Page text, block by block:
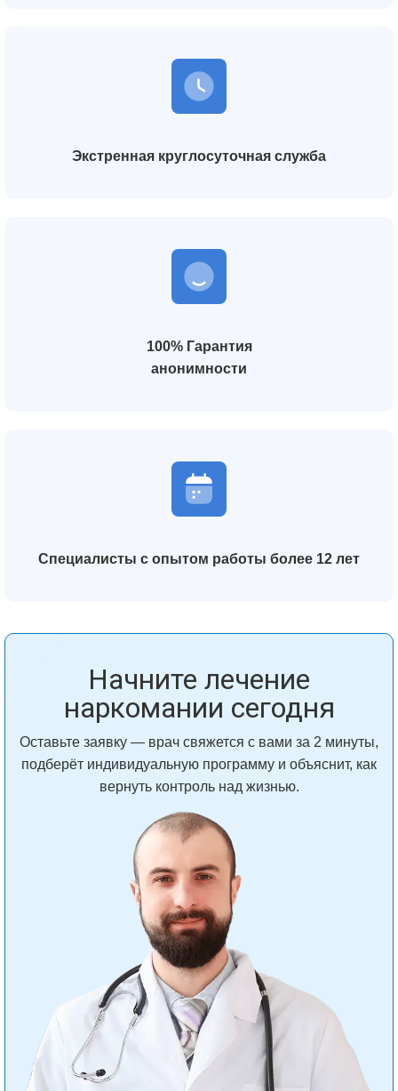
Экстренная круглосуточная служба
100% Гарантия
анонимности
Специалисты с опытом работы более 12 лет
Начните лечение
наркомании сегодня
Оставьте заявку — врач свяжется с вами за 2 минуты,
подберёт индивидуальную программу и объяснит, как
вернуть контроль над жизнью.